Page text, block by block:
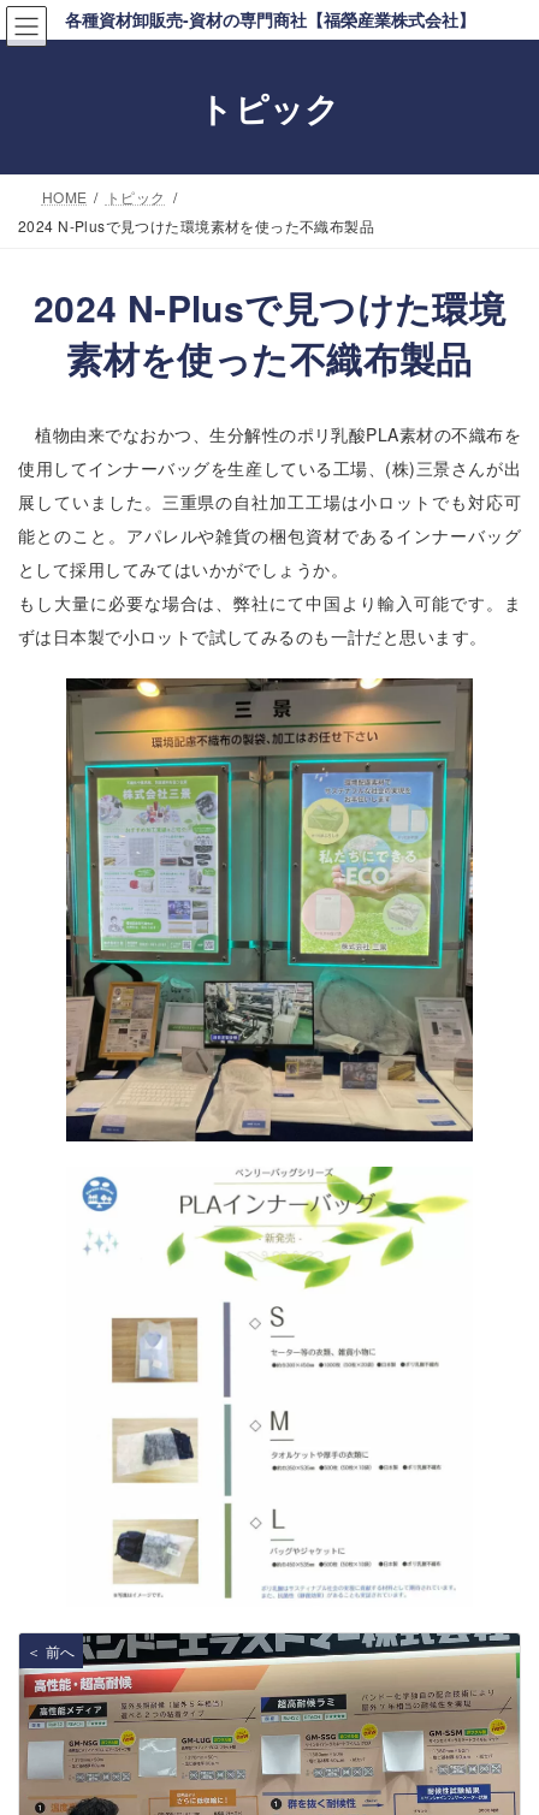
コ
ン
ナ
ビ
各種資材卸販売-資材の専門商社【福榮産業株式会社】
トピック
HOME
トピック
2024 N-Plusで見つけた環境素材を使った不織布製品
2024 N-Plusで見つけた環境
素材を使った不織布製品
植物由来でなおかつ、生分解性のポリ乳酸PLA素材の不織布を
使用してインナーバッグを生産している工場、(株)三景さんが出
展していました。三重県の自社加工工場は小ロットでも対応可
能とのこと。アパレルや雑貨の梱包資材であるインナーバッグ
として採用してみてはいかがでしょうか。
もし大量に必要な場合は、弊社にて中国より輸入可能です。ま
ずは日本製で小ロットで試してみるのも一計だと思います。
＜ 前へ